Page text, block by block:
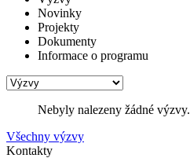
Novinky
Projekty
Dokumenty
Informace o programu
Nebyly nalezeny žádné výzvy.
Všechny výzvy
Kontakty